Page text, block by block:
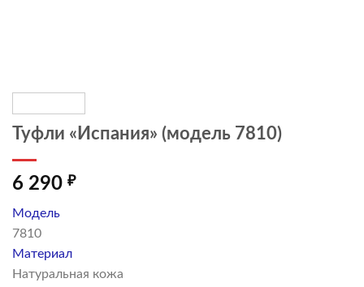
Туфли «Испания» (модель 7810)
6 290 ₽
Модель
7810
Материал
Натуральная кожа